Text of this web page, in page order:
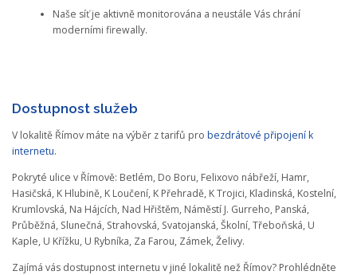
Naše síť je aktivně monitorována a neustále Vás chrání
moderními firewally.
Dostupnost služeb
V lokalitě Římov máte na výběr z tarifů pro bezdrátové připojení k
internetu.
Pokryté ulice v Římově: Betlém, Do Boru, Felixovo nábřeží, Hamr,
Hasičská, K Hlubině, K Loučení, K Přehradě, K Trojici, Kladinská, Kostelní,
Krumlovská, Na Hájcích, Nad Hřištěm, Náměstí J. Gurreho, Panská,
Průběžná, Slunečná, Strahovská, Svatojanská, Školní, Třeboňská, U
Kaple, U Křížku, U Rybníka, Za Farou, Zámek, Želivy.
Zajímá vás dostupnost internetu v jiné lokalitě než Římov? Prohlédněte